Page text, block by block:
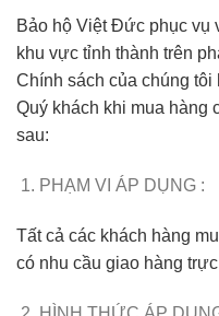
Bảo hộ Việt Đức phục vụ
khu vực tỉnh thành trên
Chính sách của chúng tôi
Quý khách khi mua hàng
sau:
PHẠM VI ÁP DỤNG :
Tất cả các khách hàng
có nhu cầu giao hàng